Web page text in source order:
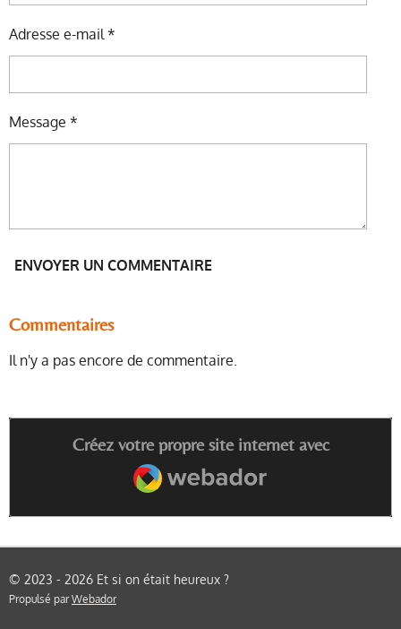
Adresse e-mail *
Message *
ENVOYER UN COMMENTAIRE
Commentaires
Il n'y a pas encore de commentaire.
Créez votre propre site internet avec
Webador
© 2023 - 2026 Et si on était heureux ?
Propulsé parWebador